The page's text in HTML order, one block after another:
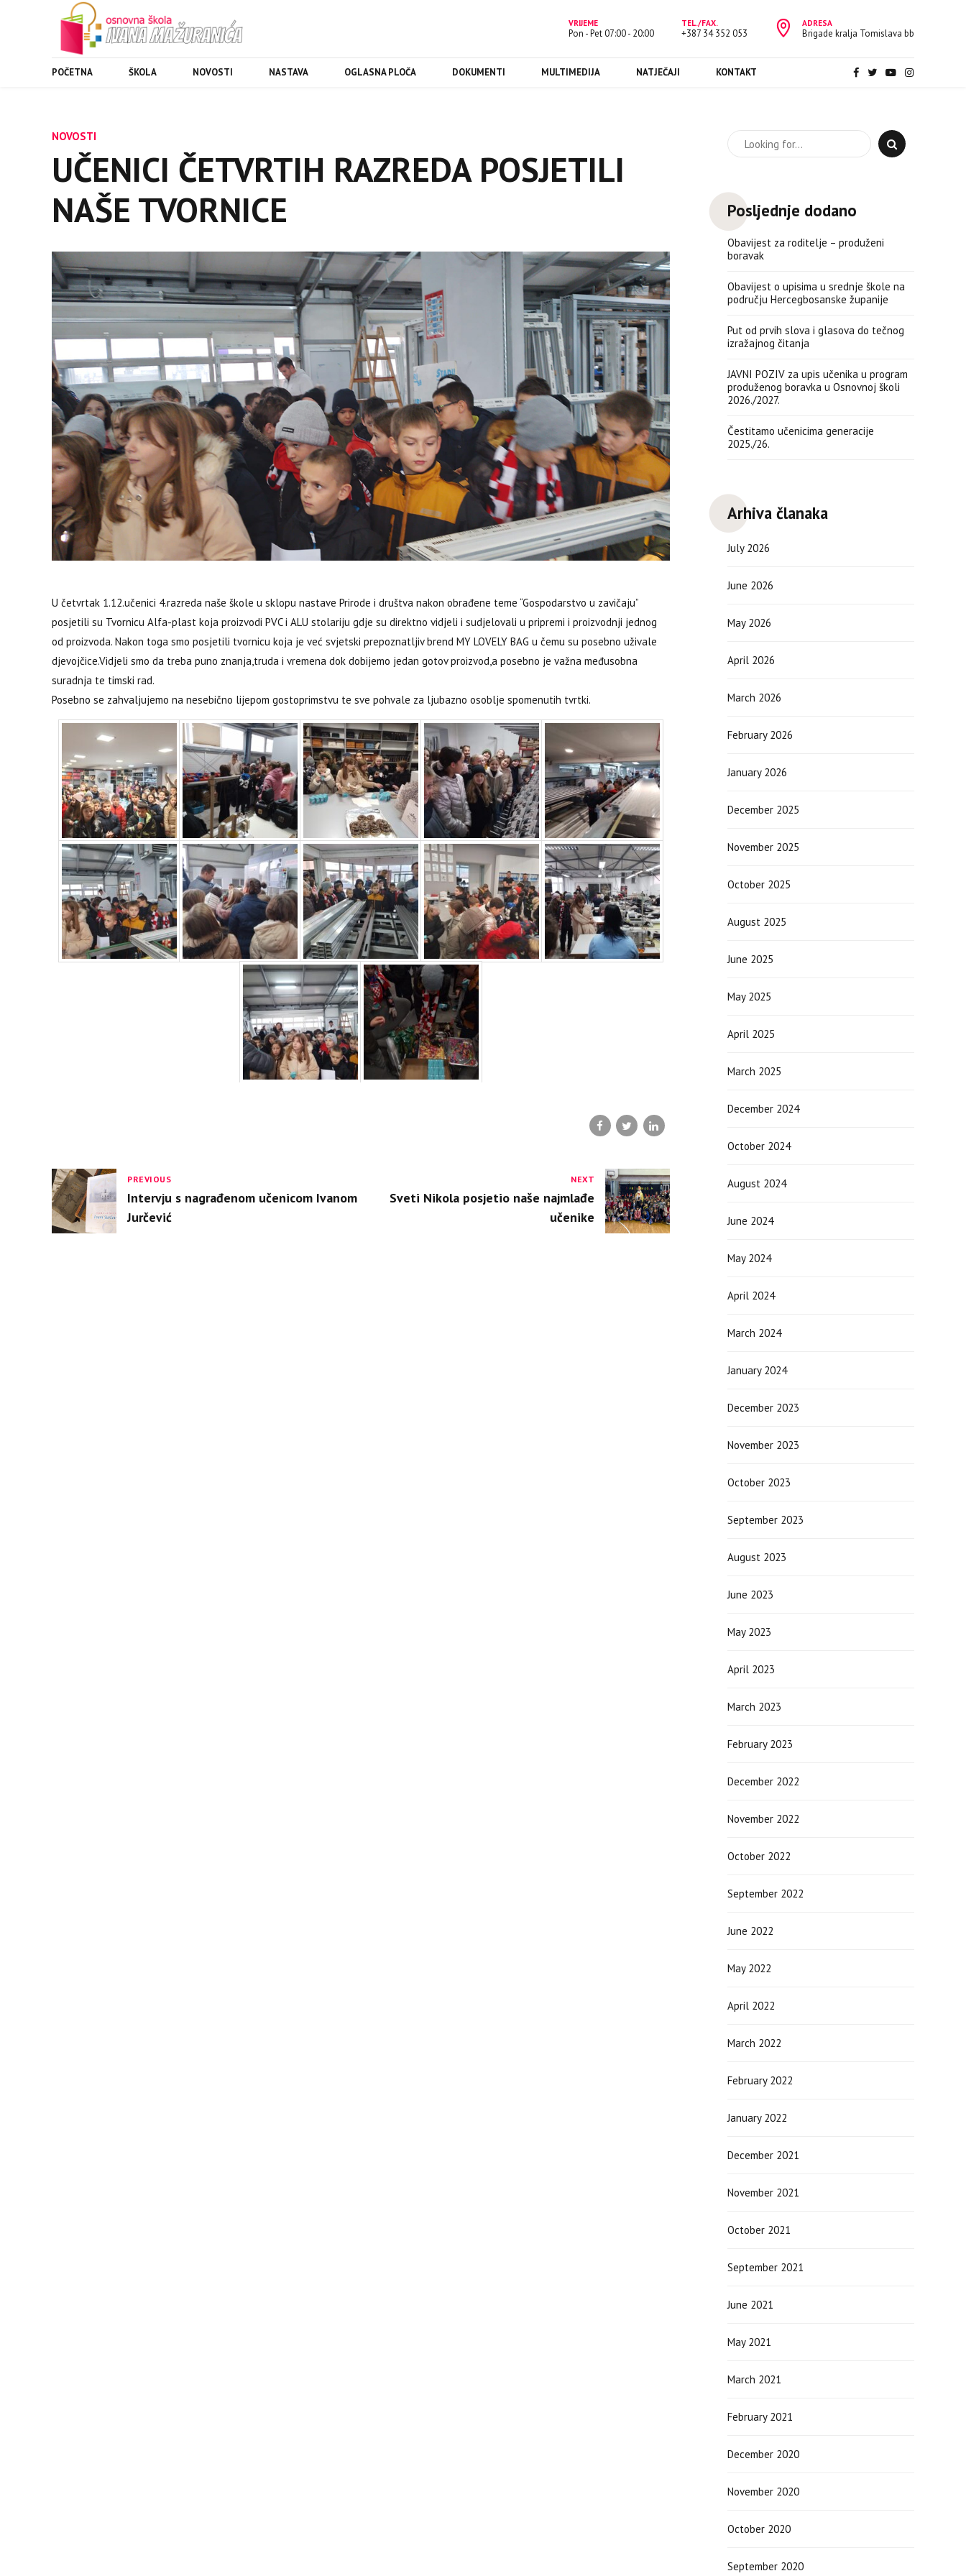
VRIJEME
Pon - Pet 07:00 - 20:00
TEL./FAX.
+387 34 352 053
ADRESA
Brigade kralja Tomislava bb
POČETNA ŠKOLA NOVOSTI NASTAVA OGLASNA PLOČA DOKUMENTI MULTIMEDIJA NATJEČAJI KONTAKT
NOVOSTI
UČENICI ČETVRTIH RAZREDA POSJETILI
NAŠE TVORNICE
U četvrtak 1.12.učenici 4.razreda naše škole u sklopu nastave Prirode i društva nakon obrađene teme “Gospodarstvo u zavičaju”
posjetili su Tvornicu Alfa-plast koja proizvodi PVC i ALU stolariju gdje su direktno vidjeli i sudjelovali u pripremi i proizvodnji jednog
od proizvoda. Nakon toga smo posjetili tvornicu koja je već svjetski prepoznatljiv brend MY LOVELY BAG u čemu su posebno uživale
djevojčice.Vidjeli smo da treba puno znanja,truda i vremena dok dobijemo jedan gotov proizvod,a posebno je važna međusobna
suradnja te timski rad.
Posebno se zahvaljujemo na nesebično lijepom gostoprimstvu te sve pohvale za ljubazno osoblje spomenutih tvrtki.
PREVIOUS
Intervju s nagrađenom učenicom Ivanom
Jurčević
NEXT
Sveti Nikola posjetio naše najmlađe
učenike
Posljednje dodano
Obavijest za roditelje – produženi
boravak
Obavijest o upisima u srednje škole na
području Hercegbosanske županije
Put od prvih slova i glasova do tečnog
izražajnog čitanja
JAVNI POZIV za upis učenika u program
produženog boravka u Osnovnoj školi
2026./2027.
Čestitamo učenicima generacije
2025./26.
Arhiva članaka
July 2026
June 2026
May 2026
April 2026
March 2026
February 2026
January 2026
December 2025
November 2025
October 2025
August 2025
June 2025
May 2025
April 2025
March 2025
December 2024
October 2024
August 2024
June 2024
May 2024
April 2024
March 2024
January 2024
December 2023
November 2023
October 2023
September 2023
August 2023
June 2023
May 2023
April 2023
March 2023
February 2023
December 2022
November 2022
October 2022
September 2022
June 2022
May 2022
April 2022
March 2022
February 2022
January 2022
December 2021
November 2021
October 2021
September 2021
June 2021
May 2021
March 2021
February 2021
December 2020
November 2020
October 2020
September 2020